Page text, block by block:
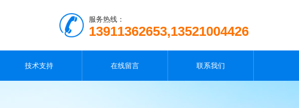
服务热线：
13911362653,13521004426
技术支持 在线留言 联系我们